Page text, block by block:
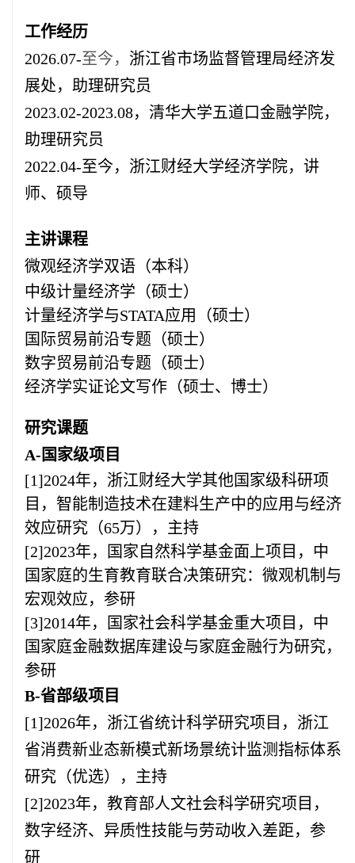
工作经历
2026.07-至今， 浙江省市场监督管理局经济发
展处，助理研究员
2023.02-2023.08，清华大学五道口金融学院，
助理研究员
2022.04-至今，浙江财经大学经济学院，讲
师、硕导
主讲课程
微观经济学双语（本科）
中级计量经济学（硕士）
计量经济学与STATA应用（硕士）
国际贸易前沿专题（硕士）
数字贸易前沿专题（硕士）
经济学实证论文写作（硕士、博士）
研究课题
A-国家级项目
[1]2024年，浙江财经大学其他国家级科研项
目，智能制造技术在建料生产中的应用与经济
效应研究（65万），主持
[2]2023年，国家自然科学基金面上项目，中
国家庭的生育教育联合决策研究：微观机制与
宏观效应，参研
[3]2014年，国家社会科学基金重大项目，中
国家庭金融数据库建设与家庭金融行为研究，
参研
B-省部级项目
[1]2026年，浙江省统计科学研究项目，浙江
省消费新业态新模式新场景统计监测指标体系
研究（优选），主持
[2]2023年， 教育部人文社会科学研究项目，
数字经济、异质性技能与劳动收入差距 ，参
研